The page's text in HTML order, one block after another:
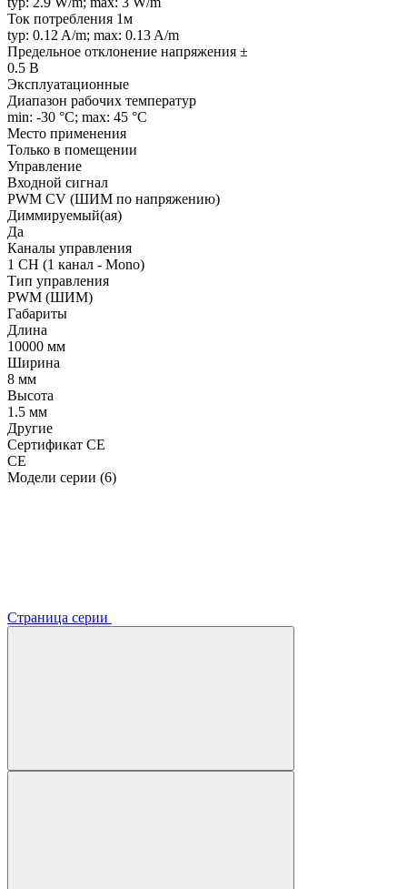
Ток потребления 1м
typ: 0.12 A/m; max: 0.13 A/m
Предельное отклонение напряжения ±
0.5 В
Эксплуатационные
Диапазон рабочих температур
min: -30 °C; max: 45 °C
Место применения
Только в помещении
Управление
Входной сигнал
PWM СV (ШИМ по напряжению)
Диммируемый(ая)
Да
Каналы управления
1 CH (1 канал - Mono)
Тип управления
PWM (ШИМ)
Габариты
Длина
10000 мм
Ширина
8 мм
Высота
1.5 мм
Другие
Сертификат CE
CE
Модели серии (6)
Страница серии